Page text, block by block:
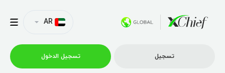
AR
تسجیل تسجیل الدخول